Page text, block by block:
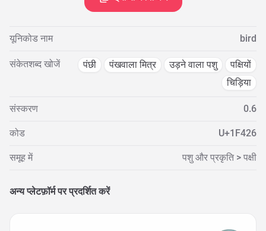
यूनिकोड नाम bird
संकेतशब्द खोजें पंछी पंखवाला मित्र उड़ने वाला पशु
पक्षियों
चिड़िया
संस्करण 0.6
कोड U+1F426
समूह में पशु और प्रकृति > पक्षी
अन्य प्लेटफ़ॉर्म पर प्रदर्शित करें